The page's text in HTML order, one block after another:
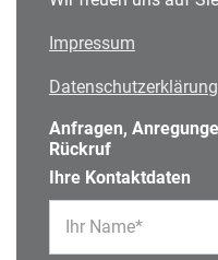
Impressum
Datenschutzerklärung
Anfragen,
Rückruf
Ihre Kontaktdaten
Ihr Name*